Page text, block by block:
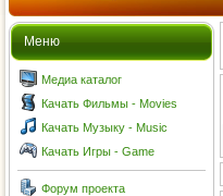
Меню
Медиа каталог
Качать Фильмы - Movies
Качать Музыку - Music
Качать Игры - Game
Форум проекта